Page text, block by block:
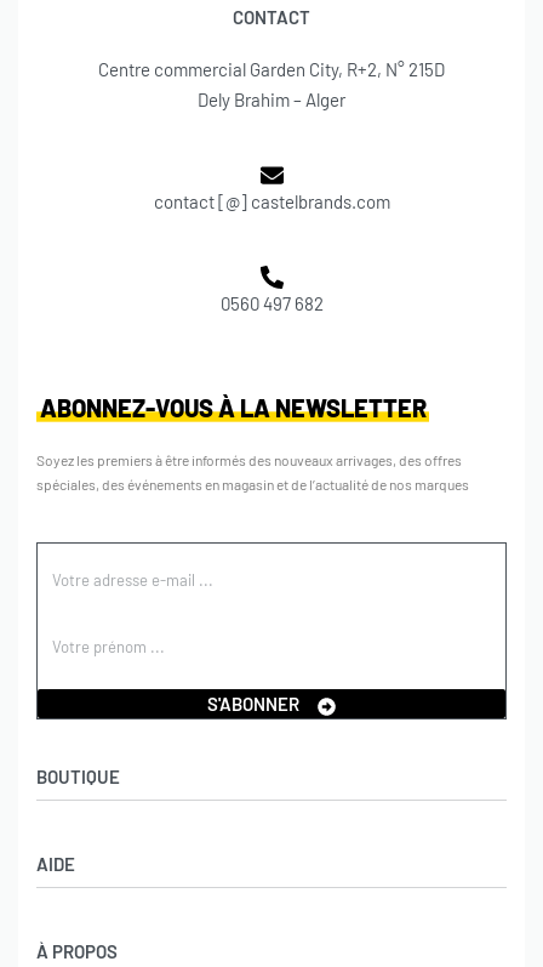
CONTACT
Centre commercial Garden City, R+2, N° 215D
Dely Brahim – Alger
contact [@] castelbrands.com
0560 497 682
BOUTIQUE
Garçons
AIDE
À PROPOS
ABONNEZ-VOUS À LA NEWSLETTER
Soyez les premiers à être informés des nouveaux arrivages, des offres
spéciales, des événements en magasin et de l’actualité de nos marques
S'ABONNER